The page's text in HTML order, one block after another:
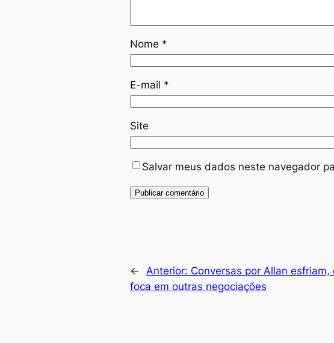
Nome *
E-mail *
Site
Salvar meus dados neste navegador
← Anterior: Conversas por Allan esfriam,
foca em outras negociações